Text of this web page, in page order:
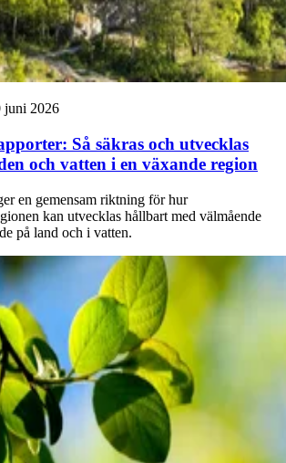
juni 2026
Så säkras och utvecklas
och vatten i en växande region
en gemensam riktning för hur
kan utvecklas hållbart med välmående
på land och i vatten.